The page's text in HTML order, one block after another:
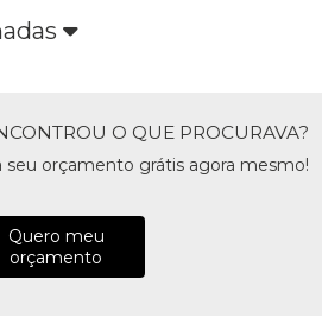
O QUE PROCURAVA?
seu orçamento grátis agora mesmo!
Quero meu
orçamento